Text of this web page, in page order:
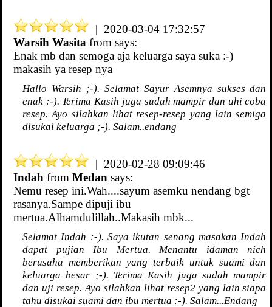
| 2020-03-04 17:32:57
Warsih Wasita from says:
Enak mb dan semoga aja keluarga saya suka :-)
makasih ya resep nya
Hallo Warsih ;-). Selamat Sayur Asemnya sukses dan
enak :-). Terima Kasih juga sudah mampir dan uhi coba
resep. Ayo silahkan lihat resep-resep yang lain semiga
disukai keluarga ;-). Salam..endang
| 2020-02-28 09:09:46
Indah from Medan says:
Nemu resep ini.Wah....sayum asemku nendang bgt
rasanya.Sampe dipuji ibu
mertua.Alhamdulillah..Makasih mbk...
Selamat Indah :-). Saya ikutan senang masakan Indah
dapat pujian Ibu Mertua. Menantu idaman nich
berusaha memberikan yang terbaik untuk suami dan
keluarga besar ;-). Terima Kasih juga sudah mampir
dan uji resep. Ayo silahkan lihat resep2 yang lain siapa
tahu disukai suami dan ibu mertua :-). Salam...Endang